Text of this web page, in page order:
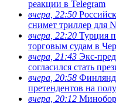
реакции в Теlegram
вчера, 22:50
снимет триллер для
вчера, 22:20 Турция
торговым судам в
вчера, 21:43 Экс-
согласился стать
вчера, 20:58
претендентов на
вчера, 20:12